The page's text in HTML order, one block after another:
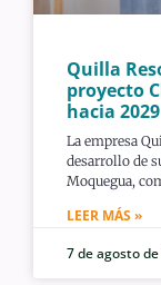
Quilla
proyecto
hacia 2029
La empresa
desarrollo de
Moquegua,
LEER MÁS »
7 de agosto